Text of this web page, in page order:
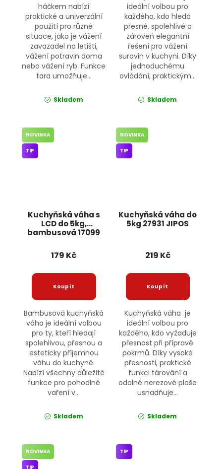
háčkem nabízí
praktické a univerzální
použití pro různé
situace, jako je vážení
zavazadel na letišti,
vážení potravin doma
nebo vážení ryb. Funkce
tara umožňuje...
Skladem
ideální volbou pro
každého, kdo hledá
přesné, spolehlivé a
zároveň elegantní
řešení pro vážení
surovin v kuchyni. Díky
jednoduchému
ovládání, praktickým...
Skladem
Kuchyňská váha s
LCD do 5kg,
bambusová 17099
NOVINKA
TIP
179 Kč
Bambusová kuchyňská
váha je ideální volbou
pro ty, kteří hledají
spolehlivou, přesnou a
esteticky příjemnou
váhu do kuchyně.
Nabízí všechny důležité
funkce pro pohodlné
vaření v...
Skladem
Kuchyňská váha do
5kg 27931 JIPOS
NOVINKA
TIP
219 Kč
Kuchyňská váha je
ideální volbou pro
každého, kdo vyžaduje
přesnost při přípravě
pokrmů. Díky vysoké
přesnosti, praktické
funkci tárování a
odolné nerezové ploše
usnadňuje...
Skladem
NOVINKA
TIP
TIP